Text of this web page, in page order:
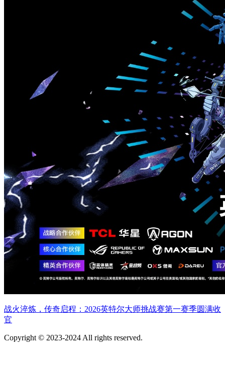
战火淬炼，传奇启程：2026英特尔大师挑战赛第一赛季圆满收
官
Copyright © 2023-2024 All rights reserved.